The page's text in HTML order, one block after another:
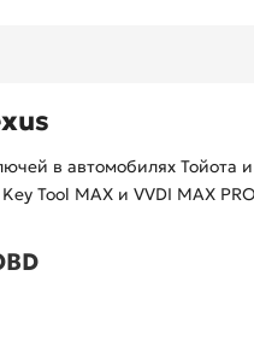
в автомобилях Тойота и
Key Tool MAX и VVDI MAX PRO